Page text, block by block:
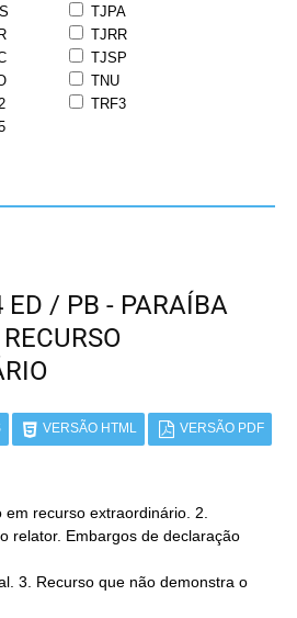
TJPA
TJRR
TJSP
TNU
TRF3
ED / PB - PARAÍBA
VERSÃO HTML VERSÃO PDF
em recurso extraordinário. 2.